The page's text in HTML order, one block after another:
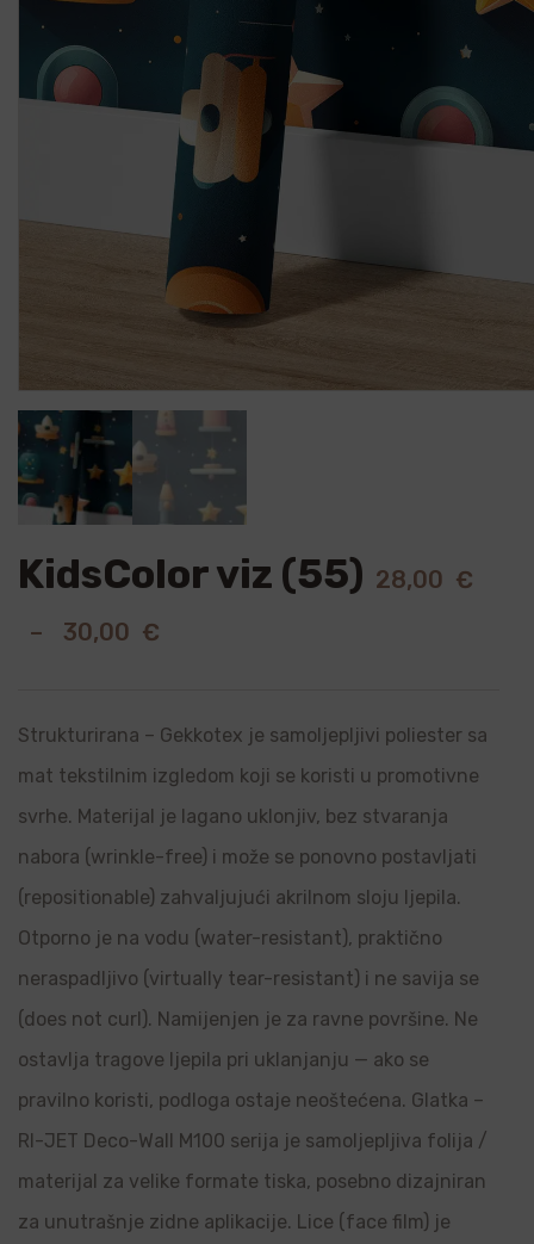
KidsColor viz (55) 28,00 €
–
30,00 €
Strukturirana – Gekkotex je samoljepljivi poliester sa
mat tekstilnim izgledom koji se koristi u promotivne
svrhe. Materijal je lagano uklonjiv, bez stvaranja
nabora (wrinkle-free) i može se ponovno postavljati
(repositionable) zahvaljujući akrilnom sloju ljepila.
Otporno je na vodu (water-resistant), praktično
neraspadljivo (virtually tear-resistant) i ne savija se
(does not curl). Namijenjen je za ravne površine. Ne
ostavlja tragove ljepila pri uklanjanju — ako se
pravilno koristi, podloga ostaje neoštećena. Glatka –
RI-JET Deco-Wall M100 serija je samoljepljiva folija /
materijal za velike formate tiska, posebno dizajniran
za unutrašnje zidne aplikacije. Lice (face film) je